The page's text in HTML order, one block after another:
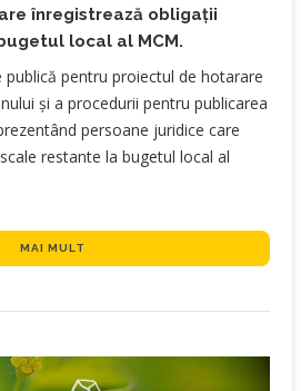
înregistrează obligaţii
local al MCM.
publică pentru proiectul de hotarare
și a procedurii pentru publicarea
persoane juridice care
restante la bugetul local al
MAI MULT